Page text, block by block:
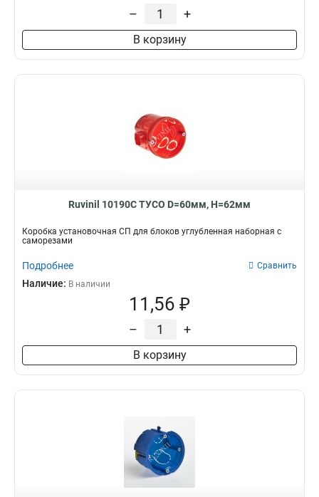
– +
В корзину
Ruvinil 10190С ТУСО D=60мм, H=62мм
Коробка установочная СП для блоков углубленная наборная с
саморезами
Подробнее Сравнить
Наличие: В наличии
11,56 ₽
– +
В корзину